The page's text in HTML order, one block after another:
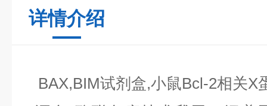
详情介绍
BAX,BIM试剂盒,小鼠Bcl-2相关X